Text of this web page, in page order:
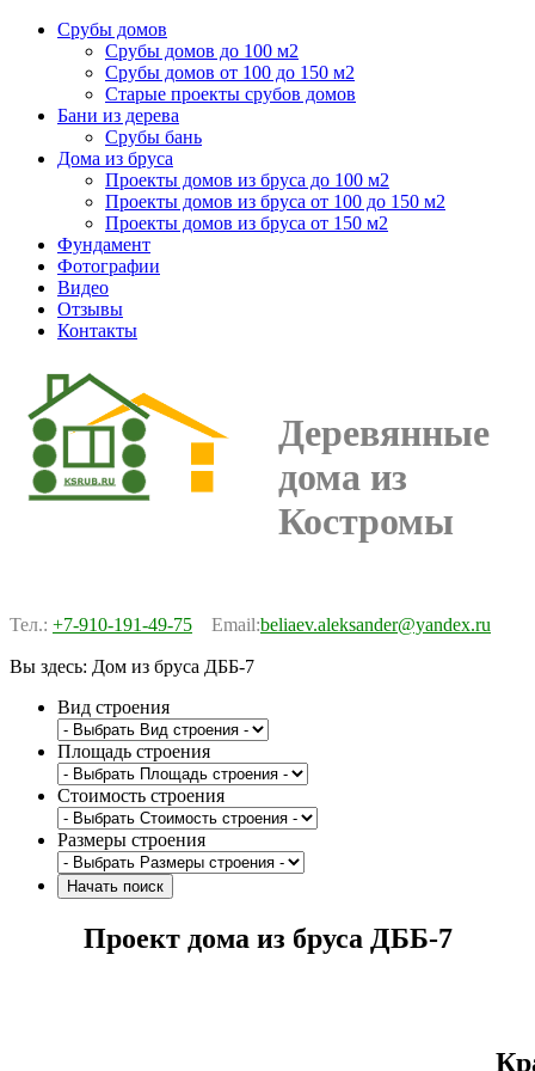
Срубы домов
Срубы домов до 100 м2
Срубы домов от 100 до 150 м2
Старые проекты срубов домов
Бани из дерева
Срубы бань
Дома из бруса
Проекты домов из бруса до 100 м2
Проекты домов из бруса от 100 до 150 м2
Проекты домов из бруса от 150 м2
Фундамент
Фотографии
Видео
Отзывы
Контакты
Деревянные
дома из
Костромы
Тел.: +7-910-191-49-75 Email:beliaev.aleksander@yandex.ru
Вы здесь: Дом из бруса ДББ-7
Вид строения
Площадь строения
Стоимость строения
Размеры строения
Проект дома из бруса ДББ-7